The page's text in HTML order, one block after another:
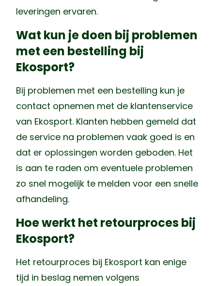
leveringen ervaren.
Wat kun je doen bij problemen
met een bestelling bij
Ekosport?
Bij problemen met een bestelling kun je
contact opnemen met de klantenservice
van Ekosport. Klanten hebben gemeld dat
de service na problemen vaak goed is en
dat er oplossingen worden geboden. Het
is aan te raden om eventuele problemen
zo snel mogelijk te melden voor een snelle
afhandeling.
Hoe werkt het retourproces bij
Ekosport?
Het retourproces bij Ekosport kan enige
tijd in beslag nemen volgens